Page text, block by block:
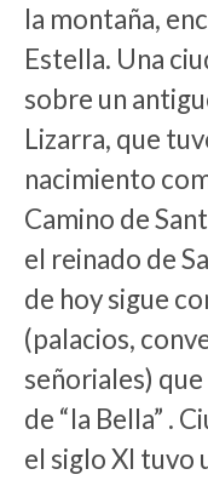
la montaña,
Estella. Una
sobre un
Lizarra, que
nacimiento
Camino de
el reinado de
de hoy sigue
(palacios,
señoriales)
de “la Bella” .
el siglo XI tuvo